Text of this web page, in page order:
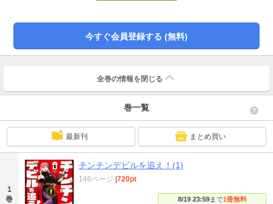
今すぐ会員登録する (無料)
全巻の情報を 閉じる
巻一覧
最新刊 まとめ買い
1
巻
チンチンデビルを追え！(1)
8/19 23:59まで1冊無料
146ページ |720pt